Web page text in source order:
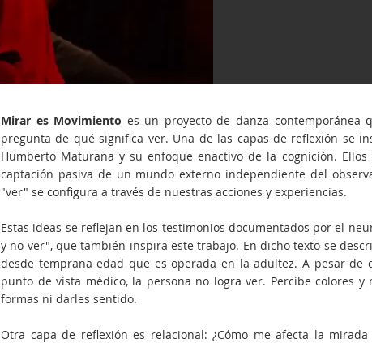
Mirar es Movimiento es un proyecto de danza contemporánea
pregunta de qué significa ver. Una de las capas de reflexión se
Humberto Maturana y su enfoque enactivo de la cognición.
captación pasiva de un mundo externo independiente del
"ver" se configura a través de nuestras acciones y experiencias.
Estas ideas se reflejan en los testimonios documentados por el
y no ver", que también inspira este trabajo. En dicho texto se
desde temprana edad que es operada en la adultez. A pesar de
punto de vista médico, la persona no logra ver. Percibe colores
formas ni darles sentido.
Otra capa de reflexión es relacional: ¿Cómo me afecta la